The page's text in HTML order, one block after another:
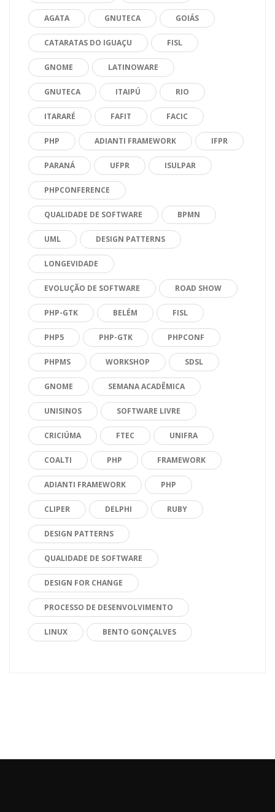
AGATA GNUTECA GOIÁS
CATARATAS DO IGUAÇU FISL
GNOME LATINOWARE
GNUTECA ITAIPÚ RIO
ITARARÉ FAFIT FACIC
PHP ADIANTI FRAMEWORK IFPR
PARANÁ UFPR ISULPAR
PHPCONFERENCE
QUALIDADE DE SOFTWARE BPMN
UML DESIGN PATTERNS
LONGEVIDADE
EVOLUÇÃO DE SOFTWARE ROAD SHOW
PHP-GTK BELÉM FISL
PHP5 PHP-GTK PHPCONF
PHPMS WORKSHOP SDSL
GNOME SEMANA ACADÊMICA
UNISINOS SOFTWARE LIVRE
CRICIÚMA FTEC UNIFRA
COALTI PHP FRAMEWORK
ADIANTI FRAMEWORK PHP
CLIPER DELPHI RUBY
DESIGN PATTERNS
QUALIDADE DE SOFTWARE
DESIGN FOR CHANGE
PROCESSO DE DESENVOLVIMENTO
LINUX BENTO GONÇALVES